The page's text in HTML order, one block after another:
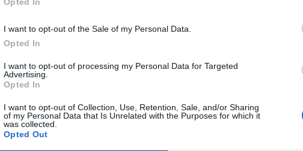
I want to opt-out of the Sale of my Personal Data.
Opted In
I want to opt-out of processing my Personal Data for Targeted
Advertising.
Opted In
I want to opt-out of Collection, Use, Retention, Sale, and/or Sharing
of my Personal Data that Is Unrelated with the Purposes for which it
was collected.
Opted Out
δημιουργούν stylish κοσμήματα!